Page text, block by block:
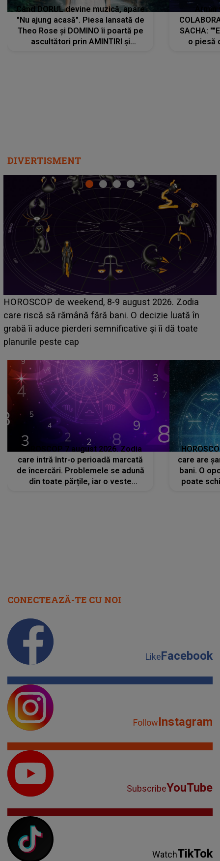
Când DORUL devine muzică, apare
"Nu ajung acasă". Piesa lansată de
Theo Rose și DOMINO îi poartă pe
ascultători prin AMINTIRI și
SACHA:
o piesă
DIVERTISMENT
Emanuel a ținut ACEST DETALIU ASCUNS până
acum! În fața Alexandrei, concurentul din Casa Iubirii
face o MĂRTURISIRE NEAȘTEPTATĂ despre mama
sa: "I-am spus și ei în față, eu nu te iubesc pentru
HOROSCOP 7 august 2026. Zodia
care intră într-o perioadă marcată
de încercări. Problemele se adună
din toate părțile, iar o veste
care are
bani. O
poate
CONECTEAZĂ-TE CU NOI
LikeFacebook
FollowInstagram
SubscribeYouTube
WatchTikTok